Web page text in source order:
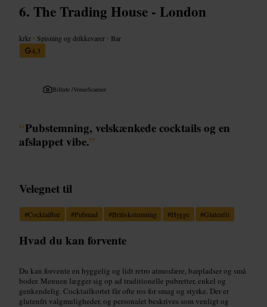
The Trading House - London
krkr • Spisning og drikkevarer • Bar
4,3
Billede /VenueScanner
“Pubstemning, velskænkede cocktails og en
afslappet vibe.”
Velegnet til
#Cocktailbar #Pubmad #Britiskstemning #Hygge #Glutenfri
Hvad du kan forvente
Du kan forvente en hyggelig og lidt retro atmosfære, barpladser og små
boder. Menuen lægger sig op ad traditionelle pubretter, enkel og
genkendelig. Cocktailkortet får ofte ros for smag og styrke. Der er
glutenfri valgmuligheder, og personalet beskrives som venligt og